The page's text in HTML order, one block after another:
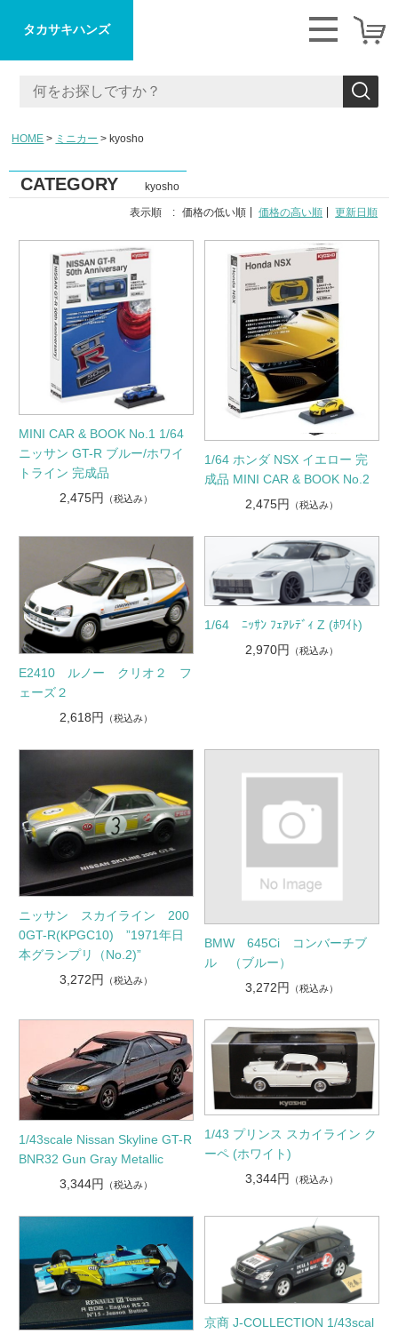
タカサキハンズ
HOME ミニカー kyosho
CATEGORY kyosho
表示順 : 価格の低い順 価格の高い順 更新日順
MINI CAR & BOOK No.1 1/64
ニッサン GT-R ブルー/ホワイ
トライン 完成品
2,475円
（税込み）
1/64 ホンダ NSX イエロー 完
成品 MINI CAR & BOOK No.2
2,475円
（税込み）
E2410 ルノー クリオ２ フ
ェーズ２
2,618円
（税込み）
1/64 ﾆｯｻﾝ ﾌｪｱﾚﾃﾞｨ Z (ﾎﾜｲﾄ)
2,970円
（税込み）
ニッサン スカイライン 200
0GT-R(KPGC10) ”1971年日
本グランプリ（No.2)”
3,272円 （税込み）
BMW 645Ci コンバーチブ
ル （ブルー）
3,272円
（税込み）
1/43scale Nissan Skyline GT-R
BNR32 Gun Gray Metallic
3,344円 （税込み）
1/43 プリンス スカイライン ク
ーペ (ホワイト)
3,344円
（税込み）
京商 J-COLLECTION 1/43scal